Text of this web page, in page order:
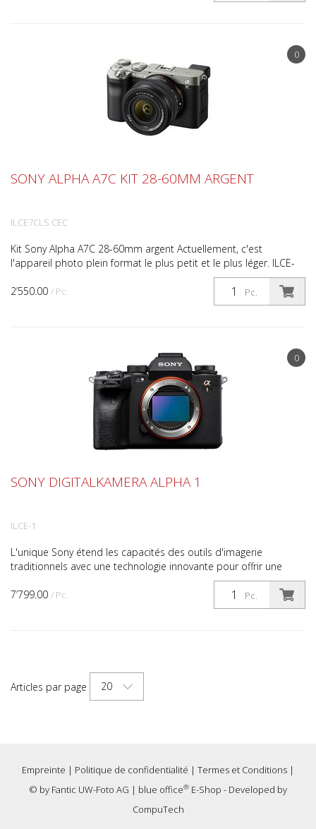
0
2’550.00 / Pc. Pc.
SONY ALPHA A7C KIT 28-60MM ARGENT
ILCE7CLS.CEC
Kit Sony Alpha A7C 28-60mm argent Actuellement, c'est
l'appareil photo plein format le plus petit et le plus léger. ILCE-
7C, Alpha 7 C Kit avec FE 28-60mm F4.0-5.6, vidéo...
0
7’799.00 / Pc. Pc.
SONY DIGITALKAMERA ALPHA 1
ILCE-1
L'unique Sony étend les capacités des outils d'imagerie
traditionnels avec une technologie innovante pour offrir une
combinaison sans précédent de résolution, de vitesse ...
Articles par page 20
Empreinte | Politique de confidentialité | Termes et Conditions |
© by Fantic UW-Foto AG | blue office® E-Shop - Developed by
CompuTech